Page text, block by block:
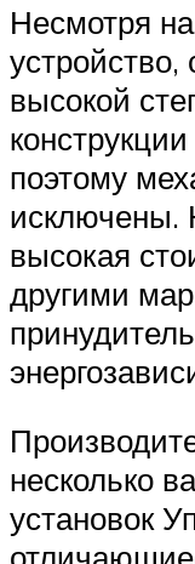
Несмотря
устройство,
высокой
поэтому
исключены.
высокая
другими
несколько
установок